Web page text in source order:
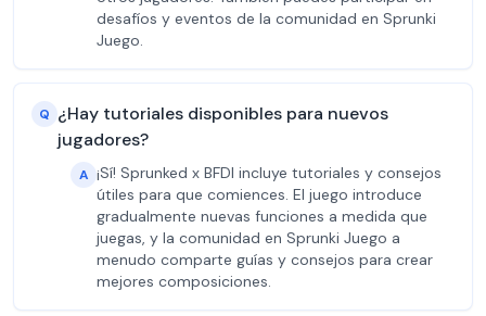
desafíos y eventos de la comunidad en Sprunki
Juego.
Q ¿Hay tutoriales disponibles para nuevos
jugadores?
A ¡Sí! Sprunked x BFDI incluye tutoriales y consejos
útiles para que comiences. El juego introduce
gradualmente nuevas funciones a medida que
juegas, y la comunidad en Sprunki Juego a
menudo comparte guías y consejos para crear
mejores composiciones.